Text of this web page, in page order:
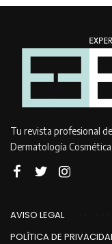
Tu revista profesional
Dermatología
AVISO LEGAL
POLÍTICA DE